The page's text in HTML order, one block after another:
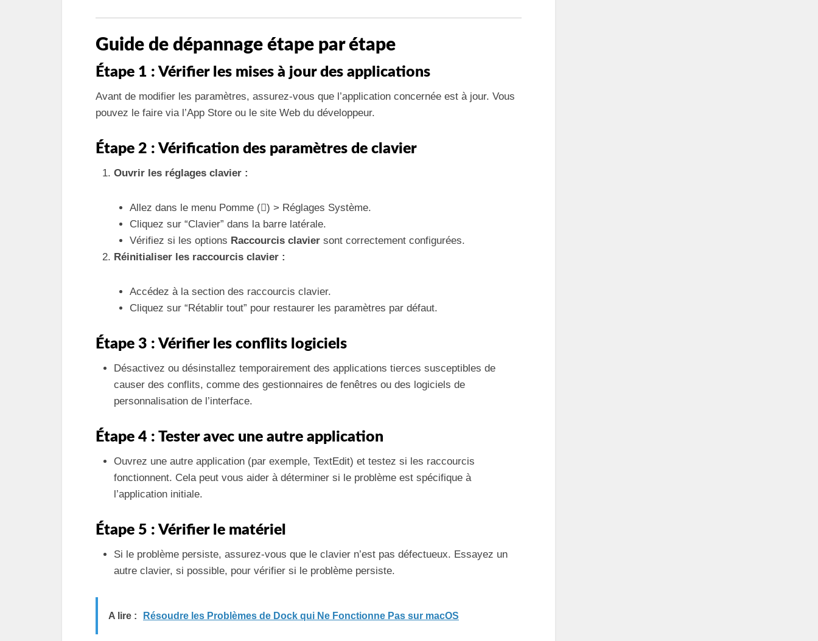
Guide de dépannage étape par étape
Étape 1 : Vérifier les mises à jour des applications
Avant de modifier les paramètres, assurez-vous que l’application concernée est à jour. Vous
pouvez le faire via l’App Store ou le site Web du développeur.
Étape 2 : Vérification des paramètres de clavier
Ouvrir les réglages clavier :
Allez dans le menu Pomme () > Réglages Système.
Cliquez sur “Clavier” dans la barre latérale.
Vérifiez si les options Raccourcis claviersont correctement configurées.
Réinitialiser les raccourcis clavier :
Accédez à la section des raccourcis clavier.
Cliquez sur “Rétablir tout” pour restaurer les paramètres par défaut.
Étape 3 : Vérifier les conflits logiciels
Désactivez ou désinstallez temporairement des applications tierces susceptibles de
causer des conflits, comme des gestionnaires de fenêtres ou des logiciels de
personnalisation de l’interface.
Étape 4 : Tester avec une autre application
Ouvrez une autre application (par exemple, TextEdit) et testez si les raccourcis
fonctionnent. Cela peut vous aider à déterminer si le problème est spécifique à
l’application initiale.
Étape 5 : Vérifier le matériel
Si le problème persiste, assurez-vous que le clavier n’est pas défectueux. Essayez un
autre clavier, si possible, pour vérifier si le problème persiste.
A lire : Résoudre les Problèmes de Dock qui Ne Fonctionne Pas sur macOS